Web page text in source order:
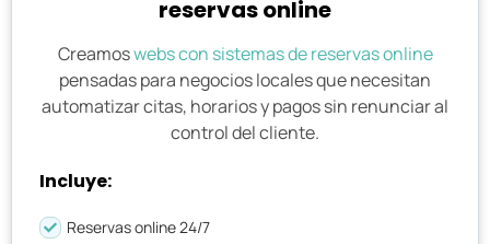
reservas online
Creamoswebs con sistemas de reservas online
pensadas para negocios locales que necesitan
automatizar citas, horarios y pagos sin renunciar al
control del cliente.
Incluye:
Reservas online 24/7